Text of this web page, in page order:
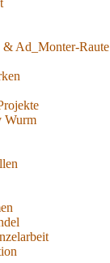
Ad_Monter-Raute
Wurm